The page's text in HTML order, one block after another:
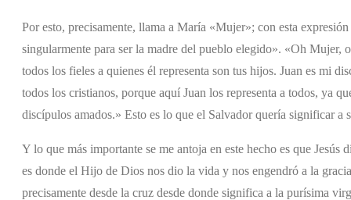
Por esto, precisamente, llama a María «Mujer»; con esta
singularmente para ser la madre del pueblo elegido». «Oh
todos los fieles a quienes él representa son tus hijos. Juan es mi
todos los cristianos, porque aquí Juan los representa a todos, ya
discípulos amados.» Esto es lo que el Salvador quería significar a
Y lo que más importante se me antoja en este hecho es que
es donde el Hijo de Dios nos dio la vida y nos engendró a la
precisamente desde la cruz desde donde significa a la purísima